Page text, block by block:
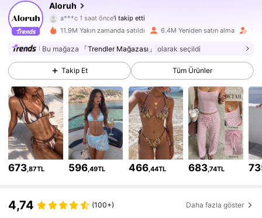
Aloruh
1 saat önce
'i takip etti
k***5 göz atıyor
4,77
2.6M Takipçiler
4,77 2.6M Takipçiler
4,77 2.6M Takipçiler
4,77 2.6M Takipçiler
11.9M Yakın zamanda satıldı 6.4M Yeniden satın alma
Bu mağaza 「Trendler Mağazası」 olarak seçildi
Takip Et Tüm Ürünler
673,87TL 596,49TL 466,44TL 683,74TL
4,74 (100+) Daha fazla göster